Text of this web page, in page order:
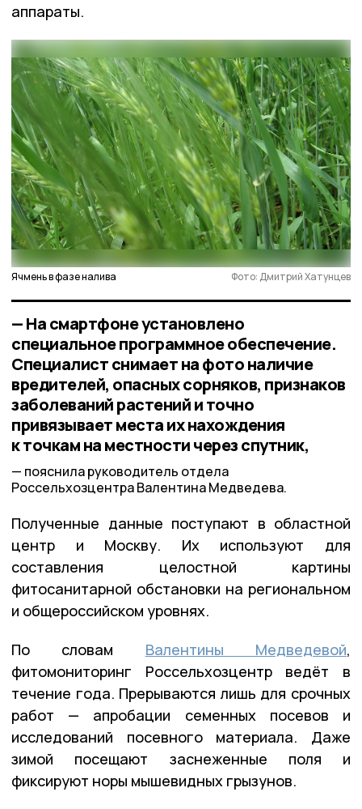
аппараты.
Ячмень в фазе налива Фото: Дмитрий Хатунцев
— На смартфоне установлено
специальное программное обеспечение.
Специалист снимает на фото наличие
вредителей, опасных сорняков, признаков
заболеваний растений и точно
привязывает места их нахождения
к точкам на местности через спутник,
пояснила руководитель отдела
Россельхозцентра Валентина Медведева.
Полученные данные поступают в областной
центр и Москву. Их используют для
составления целостной картины
фитосанитарной обстановки на региональном
и общероссийском уровнях.
По словам Валентины Медведевой,
фитомониторинг Россельхозцентр ведёт в
течение года. Прерываются лишь для срочных
работ — апробации семенных посевов и
исследований посевного материала. Даже
зимой посещают заснеженные поля и
фиксируют норы мышевидных грызунов.